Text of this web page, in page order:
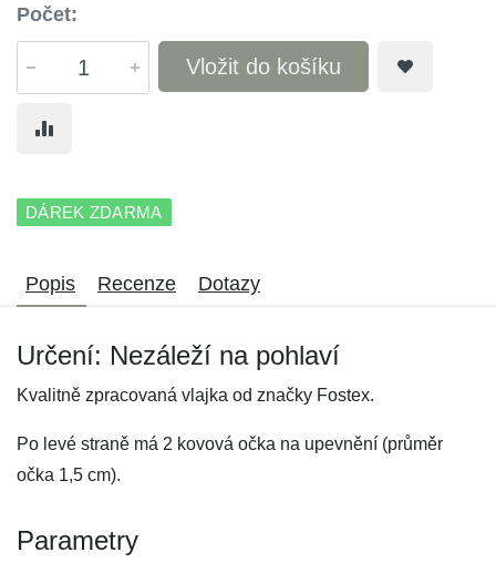
Počet:
Vložit do košíku
DÁREK ZDARMA
Popis Recenze Dotazy
Určení: Nezáleží na pohlaví
Kvalitně zpracovaná vlajka od značky Fostex.
Po levé straně má 2 kovová očka na upevnění (průměr
očka 1,5 cm).
Parametry